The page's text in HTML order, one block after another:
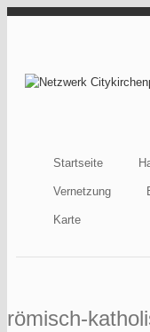
Direkt zum Inhalt
Startseite
Vernetzung
Karte
römisch-